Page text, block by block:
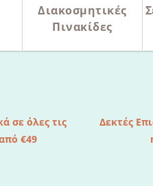
Διακοσμητικές
Πινακίδες
σε όλες τις
€49
Δεκτές